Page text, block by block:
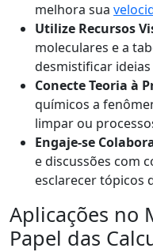
melhora sua
Utilize Recursos
moleculares e a
desmistificar
Conecte Teoria à
químicos a
limpar ou
Engaje-se
e discussões com
esclarecer tópicos
Aplicações no
Papel das